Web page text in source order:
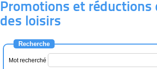
Promotions et
des loisirs
Recherche
Mot recherché